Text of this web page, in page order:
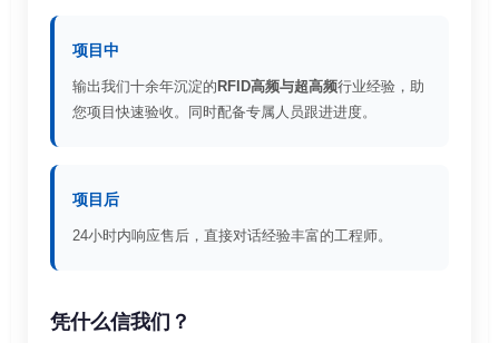
项目中
输出我们十余年沉淀的 RFID高频与超高频行业经验，助
您项目快速验收。同时配备专属人员跟进进度。
项目后
24小时内响应售后，直接对话经验丰富的工程师。
凭什么信我们？